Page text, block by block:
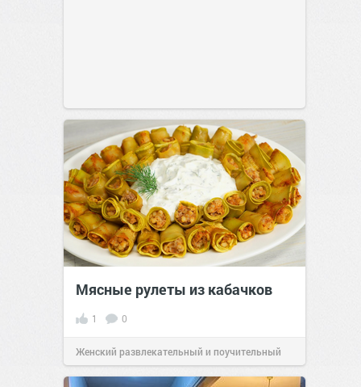
Мясные рулеты из кабачков
1 0
Женский развлекательный и поучительный
сайт.23:4106 авг 2026